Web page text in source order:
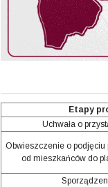
Etapy
Uchwała o
Obwieszczenie o
od mieszkańców do